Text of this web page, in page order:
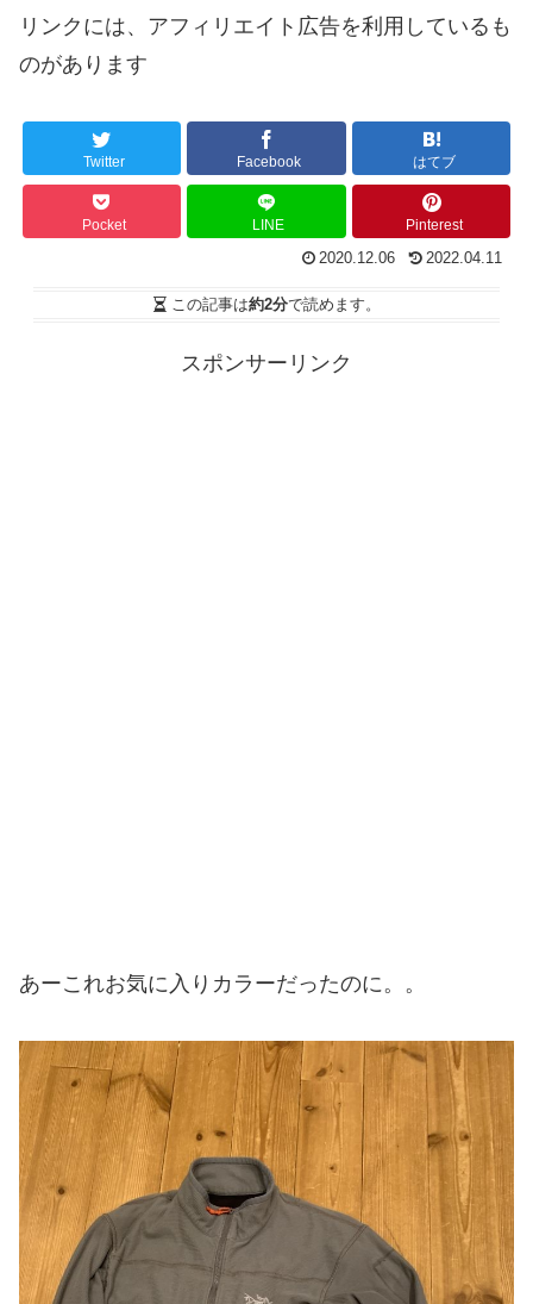
リンクには、アフィリエイト広告を利用しているも
のがあります
Twitter Facebook はてブ
Pocket LINE Pinterest
2020.12.06 2022.04.11
この記事は約2分で読めます。
スポンサーリンク
あーこれお気に入りカラーだったのに。。